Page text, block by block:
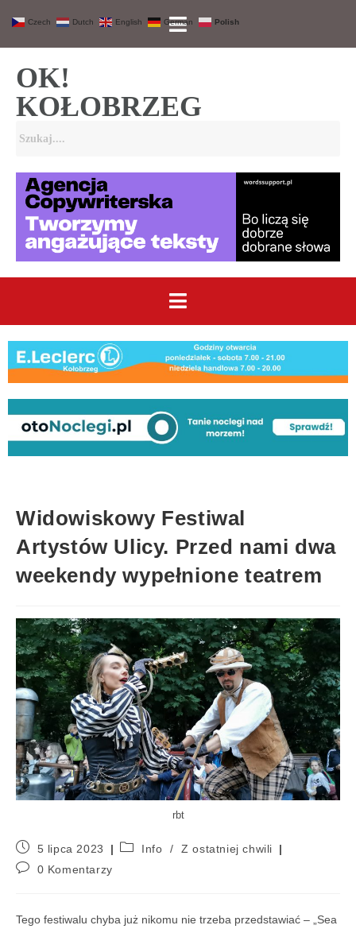
OK!
KOŁOBRZEG
Widowiskowy Festiwal
Artystów Ulicy. Przed nami dwa
weekendy wypełnione teatrem
rbt
5 lipca 2023 Info /
Z ostatniej chwili
0 Komentarzy
Tego festiwalu chyba już nikomu nie trzeba przedstawiać – „Sea
Czech Dutch English German Polish